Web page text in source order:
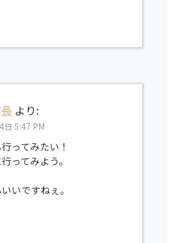
より:
5:47 PM
ってみたい！
ってみよう。
いですねぇ。